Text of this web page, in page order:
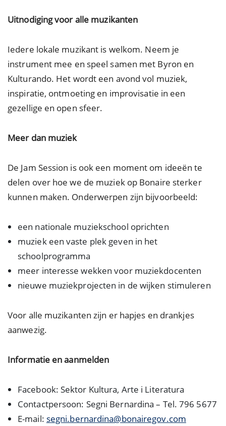
Uitnodiging voor alle muzikanten
Iedere lokale muzikant is welkom. Neem je
instrument mee en speel samen met Byron en
Kulturando. Het wordt een avond vol muziek,
inspiratie, ontmoeting en improvisatie in een
gezellige en open sfeer.
Meer dan muziek
De Jam Session is ook een moment om ideeën te
delen over hoe we de muziek op Bonaire sterker
kunnen maken. Onderwerpen zijn bijvoorbeeld:
een nationale muziekschool oprichten
muziek een vaste plek geven in het
schoolprogramma
meer interesse wekken voor muziekdocenten
nieuwe muziekprojecten in de wijken stimuleren
Voor alle muzikanten zijn er hapjes en drankjes
aanwezig.
Informatie en aanmelden
Facebook: Sektor Kultura, Arte i Literatura
Contactpersoon: Segni Bernardina – Tel. 796 5677
E-mail: segni.bernardina@bonairegov.com